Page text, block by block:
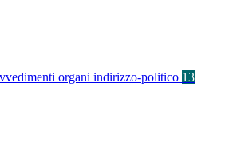
organi indirizzo-politico 13